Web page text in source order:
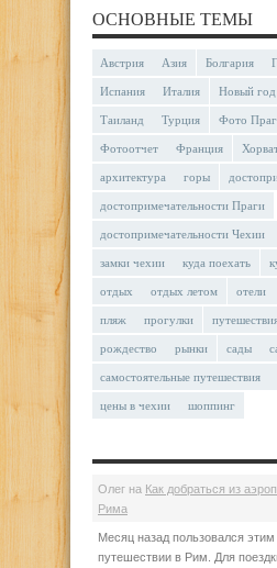
ОСНОВНЫЕ ТЕМЫ
Австрия Азия Болгария
Испания Италия Новый год
Таиланд Турция Фото
Фотоотчет Франция
архитектура горы
достопримечательности Праги
достопримечательности Чехии
замки чехии куда поехать
отдых отдых летом отели
пляж прогулки
рождество рынки сады
самостоятельные путешествия
цены в чехии шоппинг
Олег на Как добраться из
Рима
Месяц назад пользовался
путешествии в Рим. Для